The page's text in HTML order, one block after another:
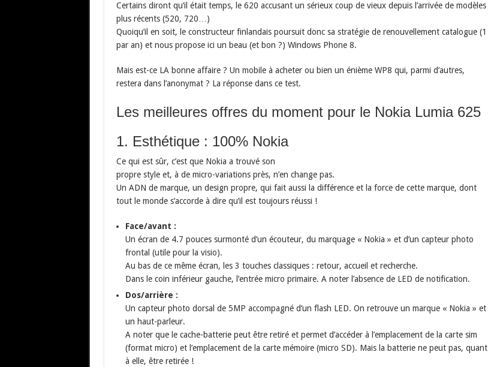
Certains diront qu’il était temps, le 620 accusant un sérieux coup de vieux depuis l’arrivée de modèles
plus récents (520, 720…)
Quoiqu’il en soit, le constructeur finlandais poursuit donc sa stratégie de renouvellement catalogue (1
par an) et nous propose ici un beau (et bon ?) Windows Phone 8.
Mais est-ce LA bonne affaire ? Un mobile à acheter ou bien un énième WP8 qui, parmi d’autres,
restera dans l’anonymat ? La réponse dans ce test.
Les meilleures offres du moment pour le Nokia Lumia 625
1. Esthétique : 100% Nokia
Ce qui est sûr, c’est que Nokia a trouvé son
propre style et, à de micro-variations près, n’en change pas.
Un ADN de marque, un design propre, qui fait aussi la différence et la force de cette marque, dont
tout le monde s’accorde à dire qu’il est toujours réussi !
Face/avant :
Un écran de 4.7 pouces surmonté d’un écouteur, du marquage « Nokia » et d’un capteur photo
frontal (utile pour la visio).
Au bas de ce même écran, les 3 touches classiques : retour, accueil et recherche.
Dans le coin inférieur gauche, l’entrée micro primaire. A noter l’absence de LED de notification.
Dos/arrière :
Un capteur photo dorsal de 5MP accompagné d’un flash LED. On retrouve un marque « Nokia » et
un haut-parleur.
A noter que le cache-batterie peut être retiré et permet d’accéder à l’emplacement de la carte sim
(format micro) et l’emplacement de la carte mémoire (micro SD). Mais la batterie ne peut pas, quant
à elle, être retirée !